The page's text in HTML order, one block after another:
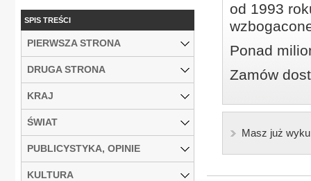
od 1993
Ponad
Zamów
Masz już
SPIS TREŚCI
PIERWSZA STRONA
DRUGA STRONA
KRAJ
ŚWIAT
PUBLICYSTYKA, OPINIE
KULTURA